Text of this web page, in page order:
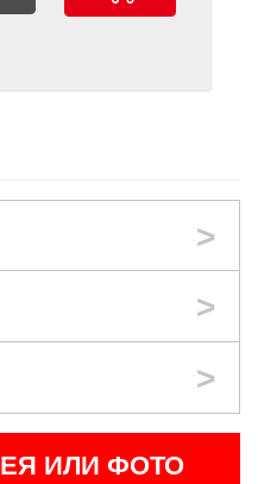
ИЛИ ФОТО